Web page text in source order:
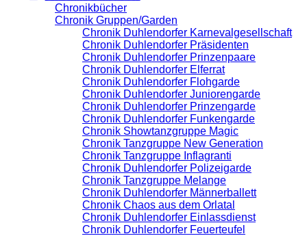
Chronikbücher
Chronik Gruppen/Garden
Chronik Duhlendorfer Karnevalgesellschaft
Chronik Duhlendorfer Präsidenten
Chronik Duhlendorfer Prinzenpaare
Chronik Duhlendorfer Elferrat
Chronik Duhlendorfer Flohgarde
Chronik Duhlendorfer Juniorengarde
Chronik Duhlendorfer Prinzengarde
Chronik Duhlendorfer Funkengarde
Chronik Showtanzgruppe Magic
Chronik Tanzgruppe New Generation
Chronik Tanzgruppe Inflagranti
Chronik Duhlendorfer Polizeigarde
Chronik Tanzgruppe Melange
Chronik Duhlendorfer Männerballett
Chronik Chaos aus dem Orlatal
Chronik Duhlendorfer Einlassdienst
Chronik Duhlendorfer Feuerteufel